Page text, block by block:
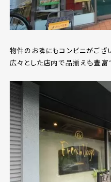
物件のお隣にもコンビニがござ
広々とした店内で品揃えも豊富